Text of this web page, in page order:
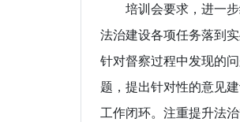
培训会要求，进一步
法治建设各项任务落到
针对督察过程中发现的
题，提出针对性的意见
工作闭环。注重提升法